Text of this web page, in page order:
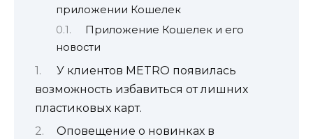
приложении Кошелек
Приложение Кошелек и его
новости
У клиентов METRO появилась
возможность избавиться от лишних
пластиковых карт.
Оповещение о новинках в